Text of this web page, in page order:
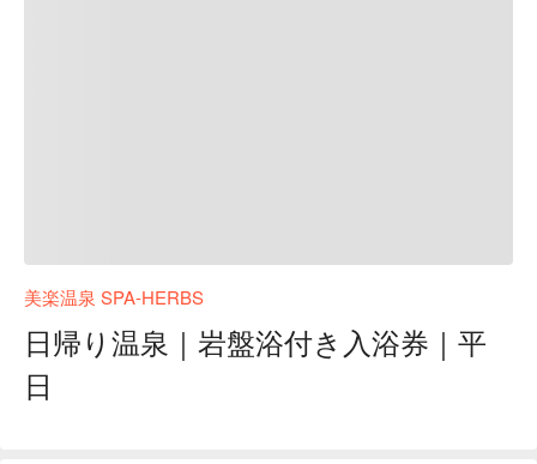
美楽温泉 SPA-HERBS
日帰り温泉｜岩盤浴付き入浴券｜平
日